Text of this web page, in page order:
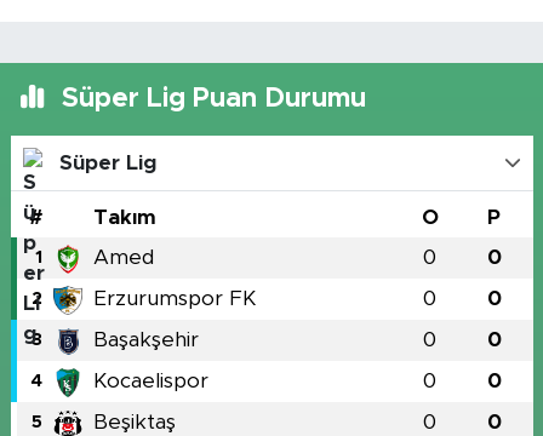
Süper Lig Puan Durumu
Süper Lig
# Takım O P
1 Amed 0 0
2 Erzurumspor FK 0 0
3 Başakşehir 0 0
4 Kocaelispor 0 0
5 Beşiktaş 0 0